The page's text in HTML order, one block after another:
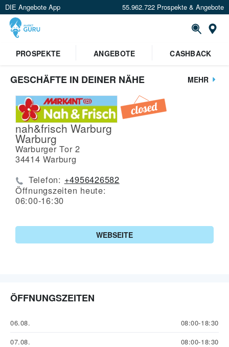
DIE Angebote App 55.962.722 Prospekte & Angebote
PROSPEKTE
ANGEBOTE CASHBACK
GESCHÄFTE IN DEINER NÄHE MEHR
nah&frisch Warburg
Warburg
Warburger Tor 2
34414 Warburg
Telefon: +4956426582
Öffnungszeiten heute:
06:00-16:30
WEBSEITE
ÖFFNUNGSZEITEN
06.08.
08:00-18:30
07.08.
08:00-18:30